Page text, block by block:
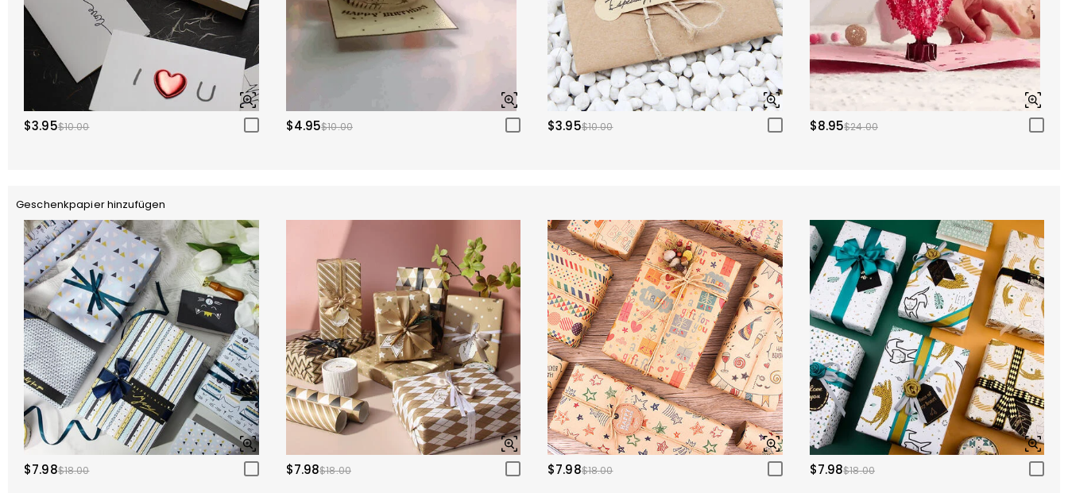
$3.95$10.00 $4.95$10.00 $3.95$10.00 $8.95$24.00
Geschenkpapier hinzufügen
$7.98$18.00 $7.98$18.00 $7.98$18.00 $7.98$18.00